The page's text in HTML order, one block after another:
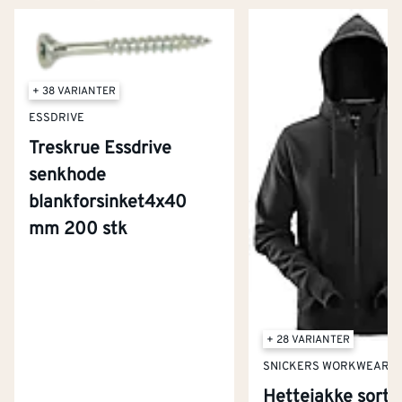
+ 38 VARIANTER
ESSDRIVE
Treskrue Essdrive
senkhode
blankforsinket4x40
mm 200 stk
+ 28 VARIANTER
SNICKERS WORKWEAR